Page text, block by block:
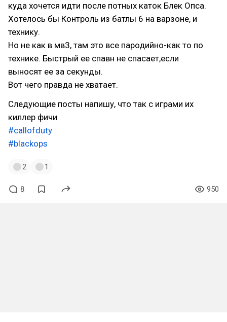
куда хочется идти после потных каток Блек Опса.
Хотелось бы Контроль из батлы 6 на варзоне, и
технику.
Но не как в мв3, там это все пародийно-как то по
технике. Быстрый ее спавн не спасает,если
выносят ее за секунды.
Вот чего правда не хватает.
Следующие посты напишу, что так с играми их
киллер фичи
#callofduty
#blackops
2 1
8 950